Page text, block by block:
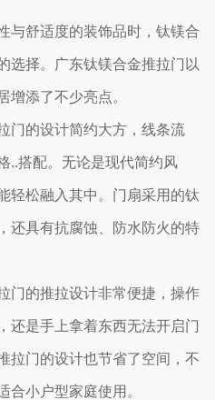
与舒适度的装饰品时，钛镁合
选择。广东钛镁合金推拉门以
增添了不少亮点。
门的设计简约大方，线条流
..搭配。无论是现代简约风
轻松融入其中。门扇采用的钛
还具有抗腐蚀、防水防火的特
门的推拉设计非常便捷，操作
还是手上拿着东西无法开启门
拉门的设计也节省了空间，不
合小户型家庭使用。